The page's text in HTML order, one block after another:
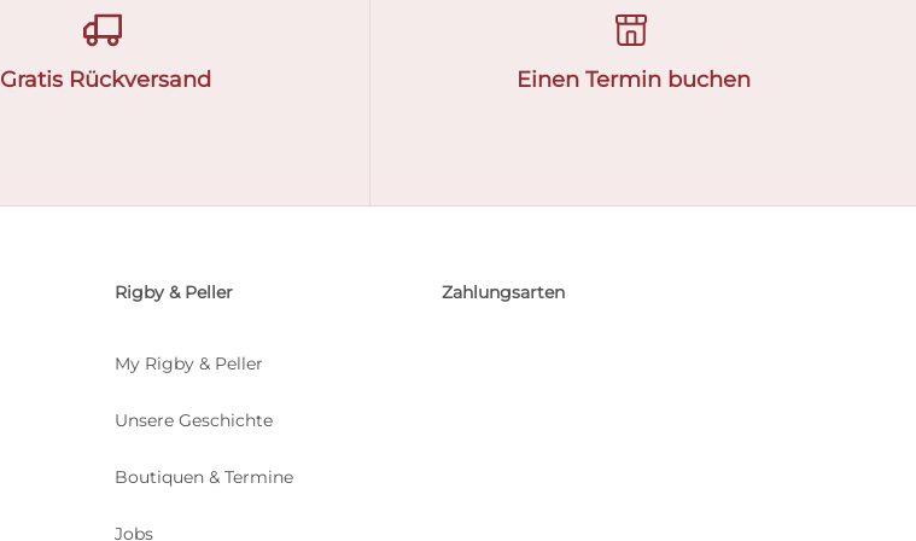
Gratis Rückversand Einen Termin buchen
Rigby & Peller
My Rigby & Peller
Unsere Geschichte
Boutiquen & Termine
Jobs
Zahlungsarten